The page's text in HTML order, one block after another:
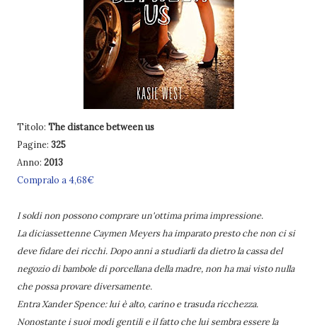
Titolo: The distance between us
Pagine: 325
Anno: 2013
Compralo a 4,68€
I soldi non possono comprare un'ottima prima impressione.
La diciassettenne Caymen Meyers ha imparato presto che non ci si
deve fidare dei ricchi. Dopo anni a studiarli da dietro la cassa del
negozio di bambole di porcellana della madre, non ha mai visto nulla
che possa provare diversamente.
Entra Xander Spence: lui è alto, carino e trasuda ricchezza.
Nonostante i suoi modi gentili e il fatto che lui sembra essere la